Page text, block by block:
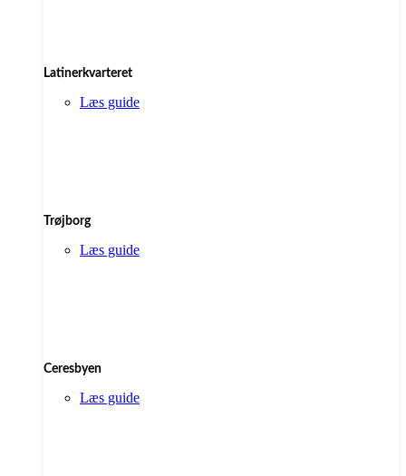
Latinerkvarteret
Læs guide
Trøjborg
Læs guide
Ceresbyen
Læs guide